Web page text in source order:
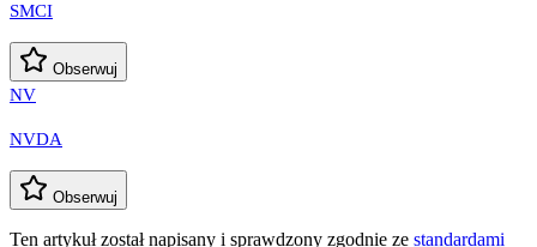
SMCI
Obserwuj
NV
NVDA
Obserwuj
Ten artykuł został napisany i sprawdzony zgodnie ze standardami